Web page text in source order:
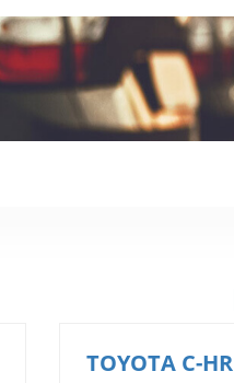
TOYOTA C-HR